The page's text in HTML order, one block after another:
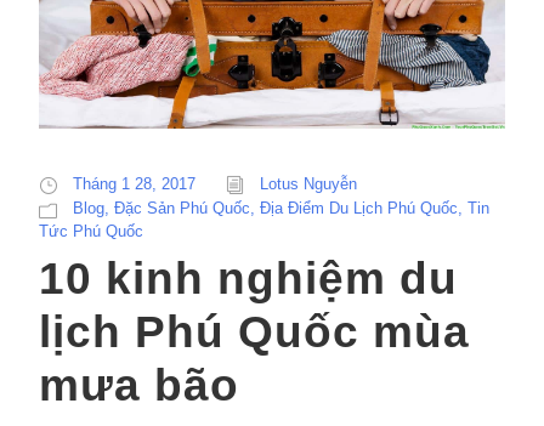
Tháng 1 28, 2017
Lotus Nguyễn
Blog, Đặc Sản Phú Quốc, Địa Điểm Du Lịch Phú Quốc, Tin
Tức Phú Quốc
10 kinh nghiệm du
lịch Phú Quốc mùa
mưa bão